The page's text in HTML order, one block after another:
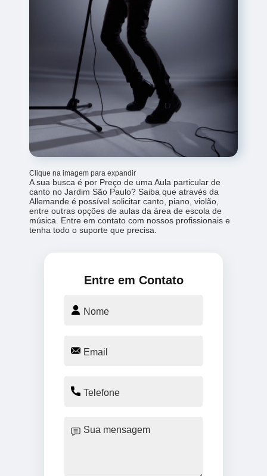
Clique na imagem para expandir
A sua busca é por Preço de uma Aula particular de
canto no Jardim São Paulo? Saiba que através da
Allemande é possível solicitar canto, piano, violão,
entre outras opções de aulas da área de escola de
música. Entre em contato com nossos profissionais e
tenha todo o suporte que precisa.
Entre em Contato